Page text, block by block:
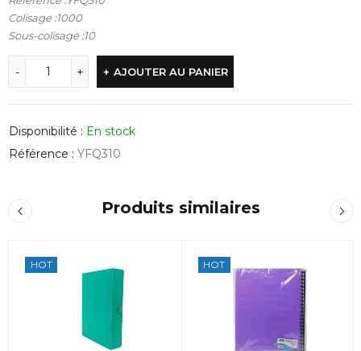
Colisage :1000
Sous-colisage :10
AJOUTER AU PANIER
Disponibilité : En stock
Référence : YFQ310
Produits similaires
HOT HOT